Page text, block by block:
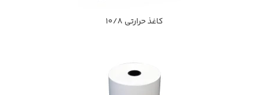
كاغذ حرارتي 10/8